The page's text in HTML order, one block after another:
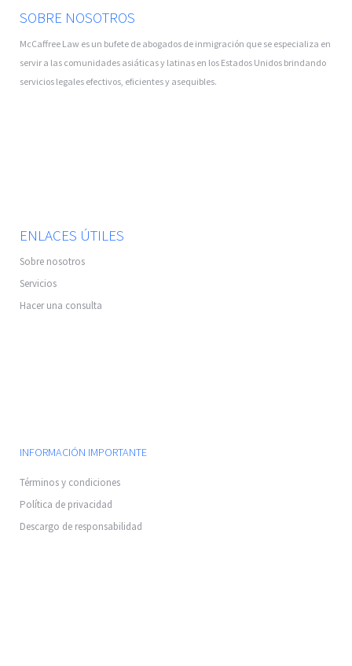
SOBRE NOSOTROS
McCaffree Law es un bufete de abogados de inmigración que se especializa en
servir a las comunidades asiáticas y latinas en los Estados Unidos brindando
servicios legales efectivos, eficientes y asequibles.
ENLACES ÚTILES
Sobre nosotros
Servicios
Hacer una consulta
INFORMACIÓN IMPORTANTE
Términos y condiciones
Política de privacidad
Descargo de responsabilidad